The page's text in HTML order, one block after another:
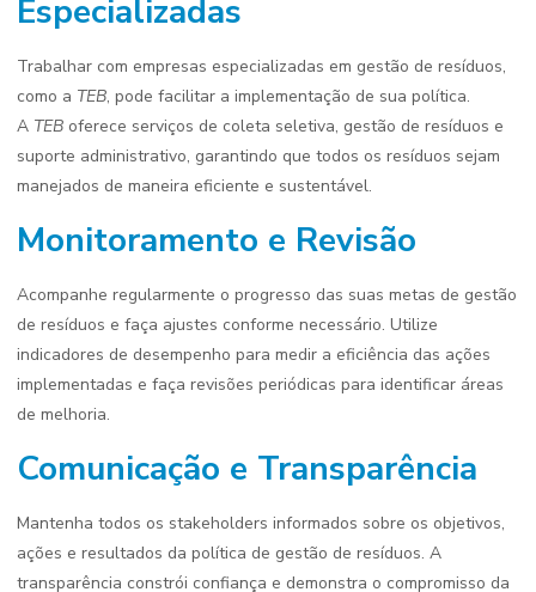
Especializadas
Trabalhar com empresas especializadas em gestão de resíduos,
como a TEB, pode facilitar a implementação de sua política.
A TEB oferece serviços de coleta seletiva, gestão de resíduos e
suporte administrativo, garantindo que todos os resíduos sejam
manejados de maneira eficiente e sustentável.
Monitoramento e Revisão
Acompanhe regularmente o progresso das suas metas de gestão
de resíduos e faça ajustes conforme necessário. Utilize
indicadores de desempenho para medir a eficiência das ações
implementadas e faça revisões periódicas para identificar áreas
de melhoria.
Comunicação e Transparência
Mantenha todos os stakeholders informados sobre os objetivos,
ações e resultados da política de gestão de resíduos. A
transparência constrói confiança e demonstra o compromisso da